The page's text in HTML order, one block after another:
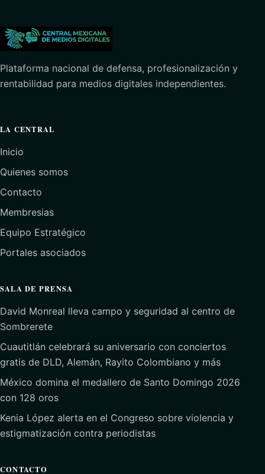
Plataforma nacional de defensa, profesionalización y
rentabilidad para medios digitales independientes.
LA CENTRAL
Inicio
Quienes somos
Contacto
Membresias
Equipo Estratégico
Portales asociados
SALA DE PRENSA
David Monreal lleva campo y seguridad al centro de
Sombrerete
Cuautitlán celebrará su aniversario con conciertos
gratis de DLD, Alemán, Rayito Colombiano y más
México domina el medallero de Santo Domingo 2026
con 128 oros
Kenia López alerta en el Congreso sobre violencia y
estigmatización contra periodistas
CONTACTO